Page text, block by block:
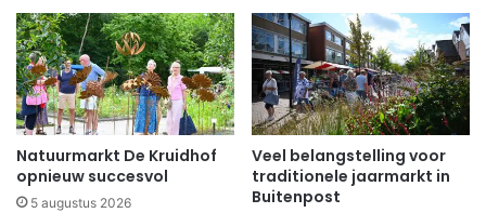
Natuurmarkt De Kruidhof
opnieuw succesvol
5 augustus 2026
Veel belangstelling voor
traditionele jaarmarkt in
Buitenpost